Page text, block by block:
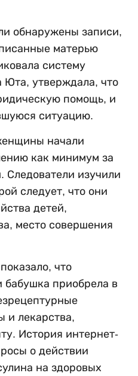
обнаружены записи,
матерью
систему
Юта, утверждала, что
помощь, и
ситуацию.
начали
как минимум за
Следователи изучили
следует, что они
детей,
место совершения
что
бабушка приобрела в
и лекарства,
История интернет-
о действии
на здоровых